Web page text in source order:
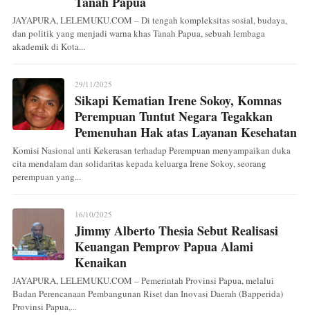
JAYAPURA, LELEMUKU.COM – Di tengah kompleksitas sosial, budaya,
dan politik yang menjadi warna khas Tanah Papua, sebuah lembaga
akademik di Kota...
29/11/2025
Sikapi Kematian Irene Sokoy, Komnas
Perempuan Tuntut Negara Tegakkan
Pemenuhan Hak atas Layanan Kesehatan
Komisi Nasional anti Kekerasan terhadap Perempuan menyampaikan duka
cita mendalam dan solidaritas kepada keluarga Irene Sokoy, seorang
perempuan yang...
16/10/2025
Jimmy Alberto Thesia Sebut Realisasi
Keuangan Pemprov Papua Alami
Kenaikan
JAYAPURA, LELEMUKU.COM – Pemerintah Provinsi Papua, melalui
Badan Perencanaan Pembangunan Riset dan Inovasi Daerah (Bapperida)
Provinsi Papua,...